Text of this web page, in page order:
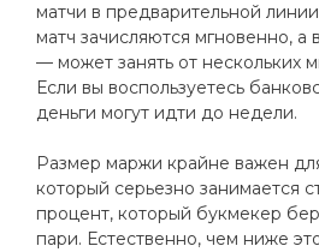
матчи в предварительной
матч зачисляются мгновенно,
— может занять от нескольких
Если вы воспользуетесь
деньги могут идти до недели.
Размер маржи крайне важен
который серьезно занимается
процент, который букмекер
пари. Естественно, чем ниже